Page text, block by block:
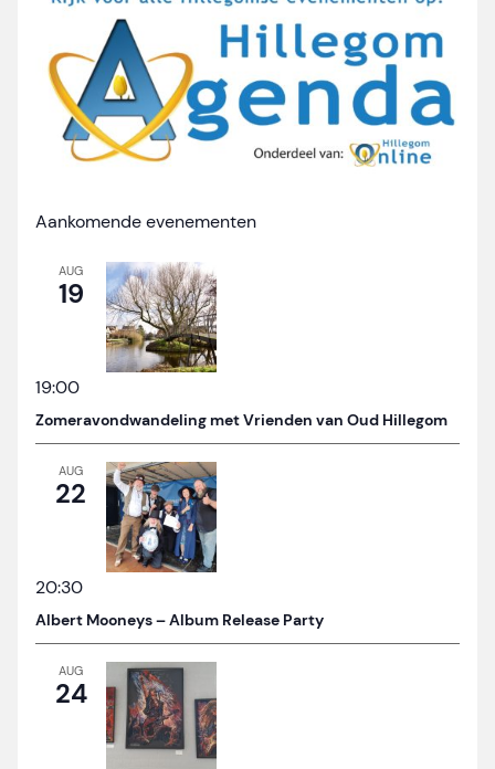
Aankomende evenementen
AUG
19
19:00
Zomeravondwandeling met Vrienden van Oud Hillegom
AUG
22
20:30
Albert Mooneys – Album Release Party
AUG
24